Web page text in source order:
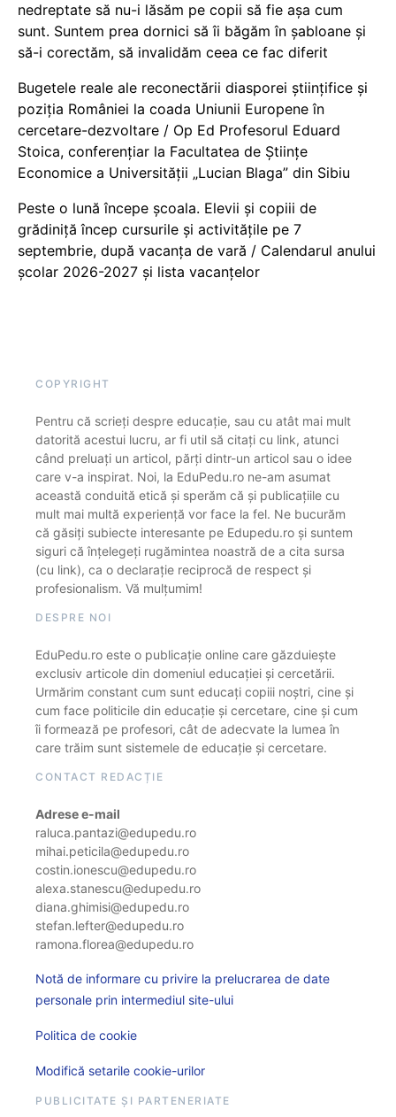
nedreptate să nu-i lăsăm pe copii să fie așa cum
sunt. Suntem prea dornici să îi băgăm în șabloane și
să-i corectăm, să invalidăm ceea ce fac diferit
Bugetele reale ale reconectării diasporei științifice și
poziția României la coada Uniunii Europene în
cercetare-dezvoltare / Op Ed Profesorul Eduard
Stoica, conferențiar la Facultatea de Științe
Economice a Universității „Lucian Blaga” din Sibiu
Peste o lună începe școala. Elevii și copiii de
grădiniță încep cursurile și activitățile pe 7
septembrie, după vacanța de vară / Calendarul anului
școlar 2026-2027 și lista vacanțelor
COPYRIGHT
Pentru că scrieți despre educație, sau cu atât mai mult
datorită acestui lucru, ar fi util să citați cu link, atunci
când preluați un articol, părți dintr-un articol sau o idee
care v-a inspirat. Noi, la EduPedu.ro ne-am asumat
această conduită etică și sperăm că și publicațiile cu
mult mai multă experiență vor face la fel. Ne bucurăm
că găsiți subiecte interesante pe Edupedu.ro și suntem
siguri că înțelegeți rugămintea noastră de a cita sursa
(cu link), ca o declarație reciprocă de respect și
profesionalism. Vă mulțumim!
DESPRE NOI
EduPedu.ro este o publicație online care găzduiește
exclusiv articole din domeniul educației și cercetării.
Urmărim constant cum sunt educați copiii noștri, cine și
cum face politicile din educație și cercetare, cine și cum
îi formează pe profesori, cât de adecvate la lumea în
care trăim sunt sistemele de educație și cercetare.
CONTACT REDACȚIE
Adrese e-mail
raluca.pantazi@edupedu.ro
mihai.peticila@edupedu.ro
costin.ionescu@edupedu.ro
alexa.stanescu@edupedu.ro
diana.ghimisi@edupedu.ro
stefan.lefter@edupedu.ro
ramona.florea@edupedu.ro
Notă de informare cu privire la prelucrarea de date
personale prin intermediul site-ului
Politica de cookie
Modifică setarile cookie-urilor
PUBLICITATE ȘI PARTENERIATE